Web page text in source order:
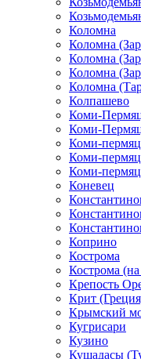
Коломна
Коломна
Коломна
Коломна
Коломна
Колпашево
Коми-
Коми-
Коми-
Коми-
Коми-
Коневец
Коприно
Кострома
Кострома
Крепость
Крит
Крымский
Кугрисари
Кузино
Кушадасы